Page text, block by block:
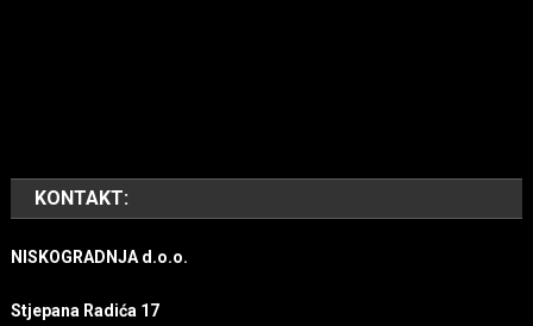
KONTAKT:
NISKOGRADNJA d.o.o.
Stjepana Radića 17